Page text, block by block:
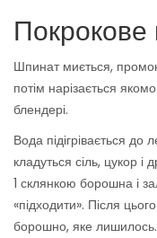
Покрокове
Шпинат миється,
потім нарізається
блендері.
Вода підігрівається до
кладуться сіль, цукор і
1 склянкою борошна і
«підходити». Після
борошно, яке